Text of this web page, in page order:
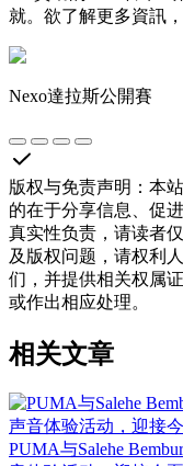
就。欲了解更多資訊
Nexo達拉斯公開賽
版权与免责声明 ： 本
的在于分享信息、促
真实性负责，请读者
及版权问题，请权利
们，并提供相关权属
或作出相应处理。
相关文章
PUMA与Salehe